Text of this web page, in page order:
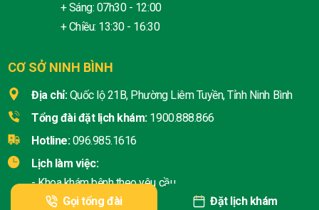
Gọi tổng đài Đặt lịch khám
+ Sáng: 07h30 - 12:00
+ Chiều: 13:30 - 16:30
CƠ SỞ NINH BÌNH
Địa chỉ: Quốc lộ 21B, Phường Liêm Tuyền, Tỉnh Ninh Bình
Tổng đài đặt lịch khám: 1900.888.866
Hotline: 096.985.1616
Lịch làm việc:
- Khoa khám bệnh theo yêu cầu
+ Thứ 2 - Thứ 6: